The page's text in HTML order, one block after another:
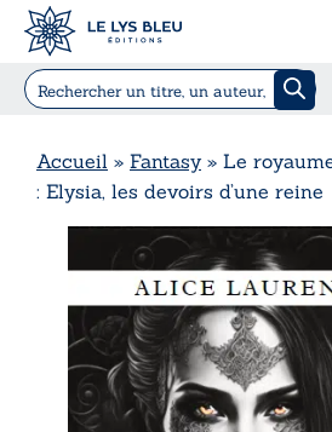
Accueil » Fantasy» Le
: Elysia, les devoirs d’une reine